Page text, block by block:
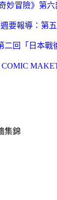
妙冒險》第六
要報導：第
回「日本戰
集錦